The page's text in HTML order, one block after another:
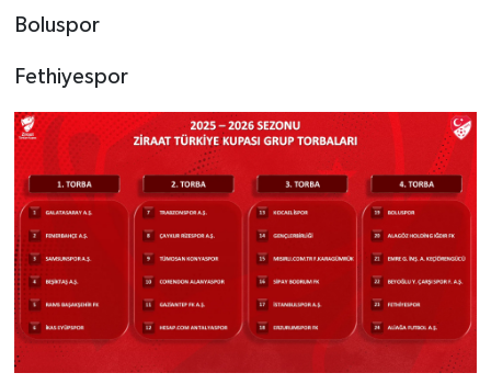
Boluspor
Fethiyespor